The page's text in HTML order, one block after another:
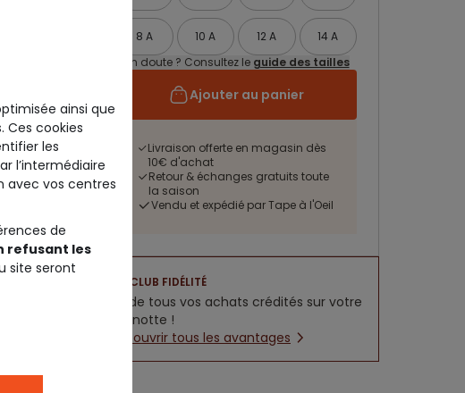
8 A 10 A 12 A
14 A
Un doute ? Consultez le guide des tailles
Ajouter au panier
Livraison offerte en magasin dès
10€ d'achat
Retour & échanges gratuits toute
la saison
Vendu et expédié par Tape à l'Oeil
CLUB FIDÉLITÉ
5% de tous vos achats crédités sur votre
cagnotte !
Découvrir tous les avantages
ainsi que
Ces cookies
les
l’intermédiaire
avec vos centres
de
refusant les
site seront